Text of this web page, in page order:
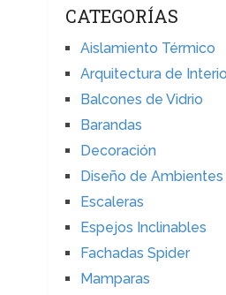
CATEGORÍAS
Aislamiento Térmico
Arquitectura de
Balcones de Vidrio
Barandas
Decoración
Diseño de Ambientes
Escaleras
Espejos Inclinables
Fachadas Spider
Mamparas